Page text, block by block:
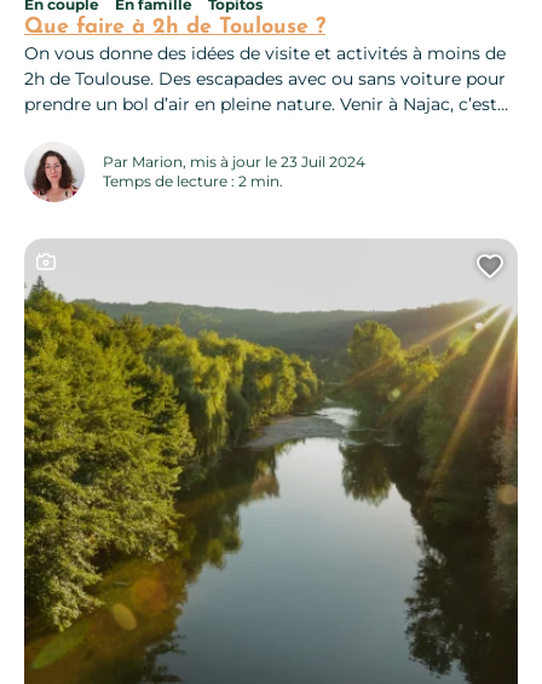
Que faire à 2h de Toulouse ?
En couple En famille Topitos
On vous donne des idées de visite et activités à moins de
2h de Toulouse. Des escapades avec ou sans voiture pour
prendre un bol d’air en pleine nature. Venir à Najac, c’est
boisées des gorges de l’Aveyron et rivière discrète. Un
paradis pour pratiquer...
Par Marion, mis à jour le 23 Juil 2024
Temps de lecture : 2 min.
Ce contenu contient une galerie photo